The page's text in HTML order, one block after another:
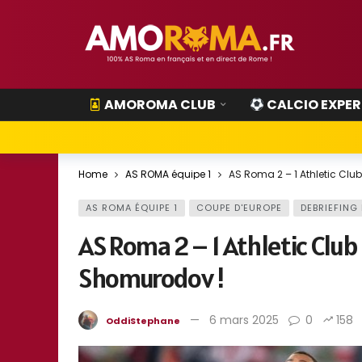
AMOROMA CLUB CALCIO
Home AS ROMA équipe 1 AS Roma 2 – 1 Athletic
AS ROMA ÉQUIPE 1 COUPE D'EUROPE
AS Roma 2 – 1 Athletic
Shomurodov !
OddiStephane 6 mars 2025 0 158